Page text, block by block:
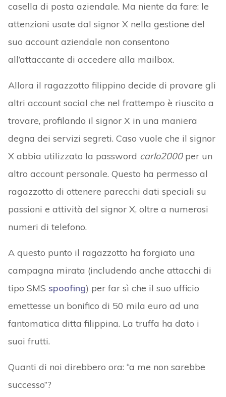
casella di posta aziendale. Ma niente da fare: le
attenzioni usate dal signor X nella gestione del
suo account aziendale non consentono
all’attaccante di accedere alla mailbox.
Allora il ragazzotto filippino decide di provare gli
altri account social che nel frattempo è riuscito a
trovare, profilando il signor X in una maniera
degna dei servizi segreti. Caso vuole che il signor
X abbia utilizzato la password carlo2000per un
altro account personale. Questo ha permesso al
ragazzotto di ottenere parecchi dati speciali su
passioni e attività del signor X, oltre a numerosi
numeri di telefono.
A questo punto il ragazzotto ha forgiato una
campagna mirata (includendo anche attacchi di
tipo SMS spoofing) per far sì che il suo ufficio
emettesse un bonifico di 50 mila euro ad una
fantomatica ditta filippina. La truffa ha dato i
suoi frutti.
Quanti di noi direbbero ora: “a me non sarebbe
successo”?